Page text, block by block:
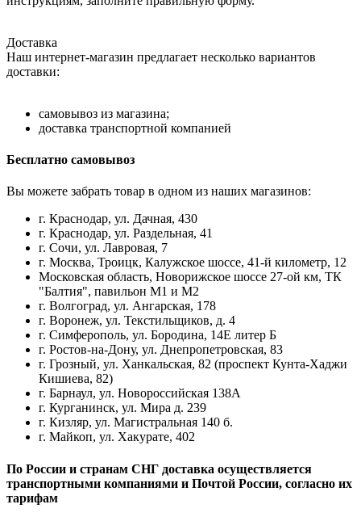
Доставка
Наш интернет-магазин предлагает несколько вариантов
доставки:
самовывоз из магазина;
доставка транспортной компанией
Бесплатно самовывоз
Вы можете забрать товар в одном из наших магазинов:
г. Краснодар, ул. Дачная, 430
г. Краснодар, ул. Раздельная, 41
г. Сочи, ул. Лавровая, 7
г. Москва, Троицк, Калужское шоссе, 41-й километр, 12
Московская область, Новорижское шоссе 27-ой км, ТК
"Балтия", павильон М1 и М2
г. Волгоград, ул. Ангарская, 178
г. Воронеж, ул. Текстильщиков, д. 4
г. Симферополь, ул. Бородина, 14Е литер Б
г. Ростов-на-Дону, ул. Днепропетровская, 83
г. Грозный, ул. Ханкальская, 82 (проспект Кунта-Хаджи
Кишиева, 82)
г. Барнаул, ул. Новороссийская 138А
г. Курганинск, ул. Мира д. 239
г. Кизляр, ул. Магистральная 140 б.
г. Майкоп, ул. Хакурате, 402
По России и странам СНГ доставка осуществляется
транспортными компаниями и Почтой России, согласно их
тарифам